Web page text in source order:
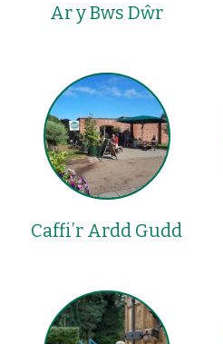
Ar y Bws Dŵr
Caffi’r Ardd Gudd